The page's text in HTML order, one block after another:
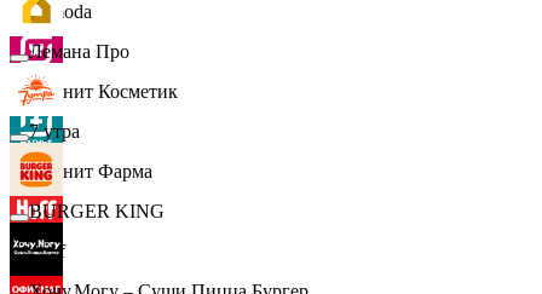
Lamoda
Магнит Косметик
Магнит Фарма
Hoff
Лемана Про
7 утра
BURGER KING